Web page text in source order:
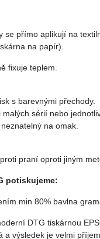
se přímo aplikují na
na papír).
fixuje teplem.
s barevnými přechody.
sérií nebo
na omak.
praní oproti jiným
potiskujeme:
min 80% bavlna
DTG tiskárnou
a výsledek je velmi